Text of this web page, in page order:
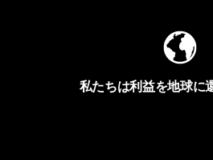
私たちは利益を地球に